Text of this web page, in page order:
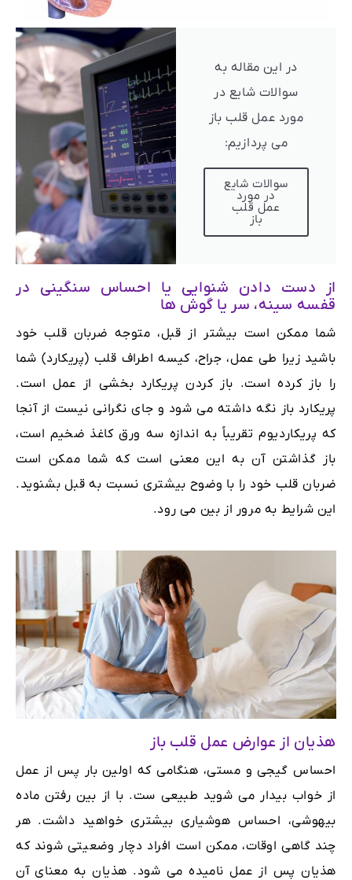
در این مقاله به
سوالات شایع در
مورد عمل قلب باز
می پردازیم:
سوالات شایع
در مورد
عمل قلب
باز
از دست دادن شنوایی یا احساس سنگینی در
قفسه سینه، سر یا گوش ها
شما ممکن است بیشتر از قبل، متوجه ضربان قلب خود
باشید زیرا طی عمل، جراح، کیسه اطراف قلب (پریکارد) شما
را باز کرده است. باز کردن پریکارد بخشی از عمل است.
پریکارد باز نگه داشته می شود و جای نگرانی نیست از آنجا
که پریکاردیوم تقریباً به اندازه سه ورق کاغذ ضخیم است،
باز گذاشتن آن به این معنی است که شما ممکن است
ضربان قلب خود را با وضوح بیشتری نسبت به قبل بشنوید.
این شرایط به مرور از بین می رود.
هذیان از عوارض عمل قلب باز
احساس گیجی و مستی، هنگامی که اولین بار پس از عمل
از خواب بیدار می شوید طبیعی ست. با از بین رفتن ماده
بیهوشی، احساس هوشیاری بیشتری خواهید داشت. هر
چند گاهی اوقات، ممکن است افراد دچار وضعیتی شوند که
هذیان پس از عمل نامیده می شود. هذیان به معنای آن